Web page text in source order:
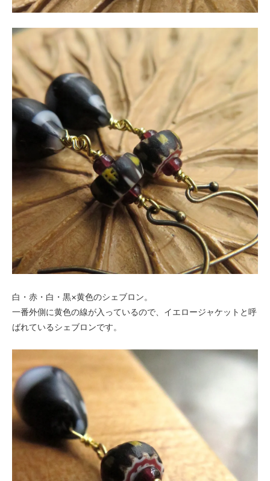
白・赤・白・黒×黄色のシェブロン。
一番外側に黄色の線が入っているので、イエロージャケットと呼
ばれているシェブロンです。